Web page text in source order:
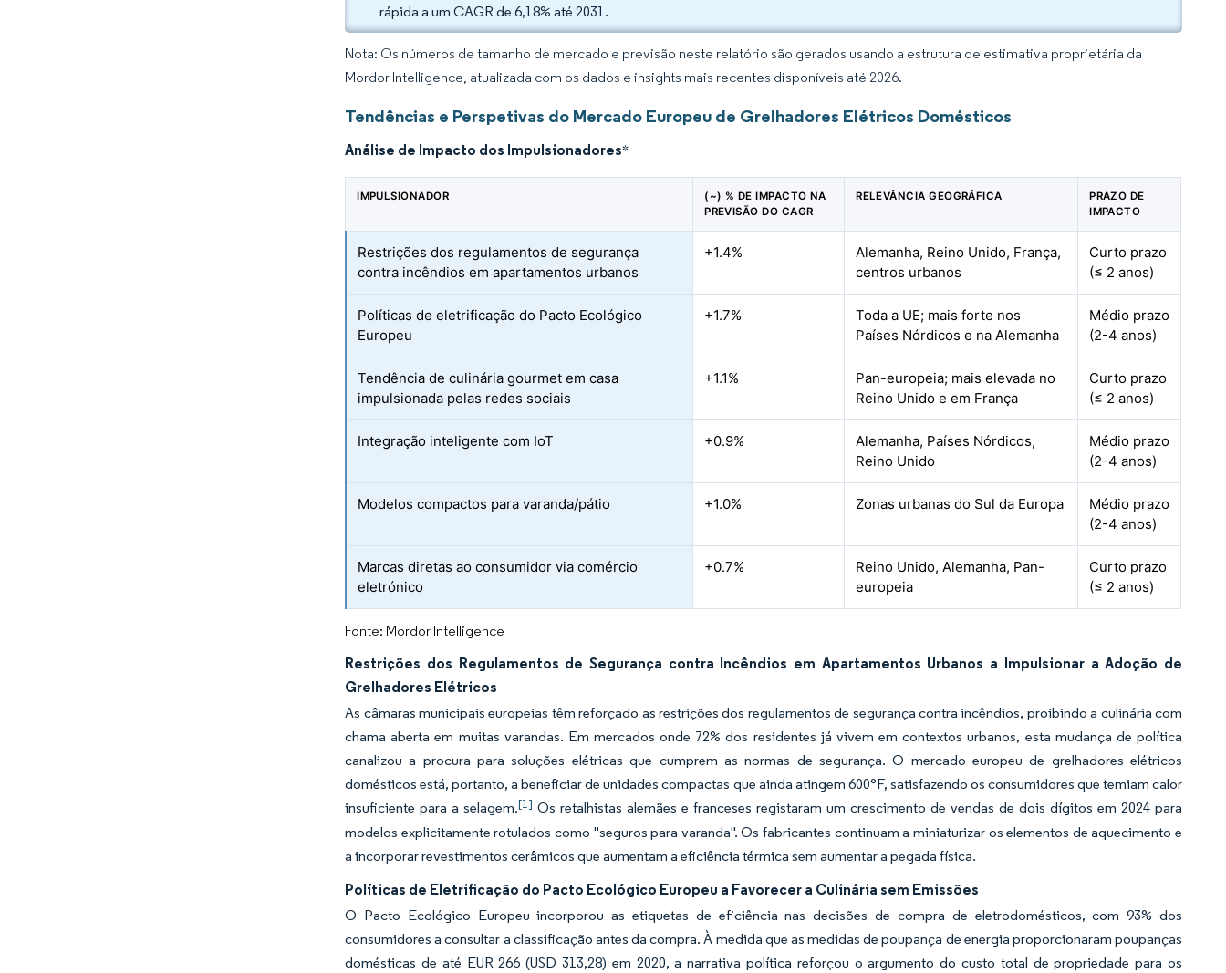
rápida a um CAGR de 6,18% até 2031.
Nota: Os números de tamanho de mercado e previsão neste relatório são gerados usando a estrutura de estimativa proprietária da
Mordor Intelligence, atualizada com os dados e insights mais recentes disponíveis até 2026.
Tendências e Perspetivas do Mercado Europeu de Grelhadores Elétricos Domésticos
Análise de Impacto dos Impulsionadores*
IMPULSIONADOR
(~) % DE IMPACTO NA
PREVISÃO DO CAGR
RELEVÂNCIA GEOGRÁFICA
PRAZO DE
IMPACTO
Restrições dos regulamentos de segurança
contra incêndios em apartamentos urbanos
+1.4%
Alemanha, Reino Unido, França,
centros urbanos
Curto prazo
(≤ 2 anos)
Políticas de eletrificação do Pacto Ecológico
Europeu
+1.7%
Toda a UE; mais forte nos
Países Nórdicos e na Alemanha
Médio prazo
(2-4 anos)
Tendência de culinária gourmet em casa
impulsionada pelas redes sociais
+1.1%
Pan-europeia; mais elevada no
Reino Unido e em França
Curto prazo
(≤ 2 anos)
Integração inteligente com IoT +0.9%
Alemanha, Países Nórdicos,
Reino Unido
Médio prazo
(2-4 anos)
Modelos compactos para varanda/pátio +1.0% Zonas urbanas do Sul da Europa
Médio prazo
(2-4 anos)
Marcas diretas ao consumidor via comércio
eletrónico
+0.7%
Reino Unido, Alemanha, Pan-
europeia
Curto prazo
(≤ 2 anos)
Fonte: Mordor Intelligence
Restrições dos Regulamentos de Segurança contra Incêndios em Apartamentos Urbanos a Impulsionar a Adoção de
Grelhadores Elétricos
As câmaras municipais europeias têm reforçado as restrições dos regulamentos de segurança contra incêndios, proibindo a culinária com
chama aberta em muitas varandas. Em mercados onde 72% dos residentes já vivem em contextos urbanos, esta mudança de política
canalizou a procura para soluções elétricas que cumprem as normas de segurança. O mercado europeu de grelhadores elétricos
domésticos está, portanto, a beneficiar de unidades compactas que ainda atingem 600°F, satisfazendo os consumidores que temiam calor
insuficiente para a selagem.[1] Os retalhistas alemães e franceses registaram um crescimento de vendas de dois dígitos em 2024 para
modelos explicitamente rotulados como "seguros para varanda". Os fabricantes continuam a miniaturizar os elementos de aquecimento e
a incorporar revestimentos cerâmicos que aumentam a eficiência térmica sem aumentar a pegada física.
Políticas de Eletrificação do Pacto Ecológico Europeu a Favorecer a Culinária sem Emissões
O Pacto Ecológico Europeu incorporou as etiquetas de eficiência nas decisões de compra de eletrodomésticos, com 93% dos
consumidores a consultar a classificação antes da compra. À medida que as medidas de poupança de energia proporcionaram poupanças
domésticas de até EUR 266 (USD 313,28) em 2020, a narrativa política reforçou o argumento do custo total de propriedade para os